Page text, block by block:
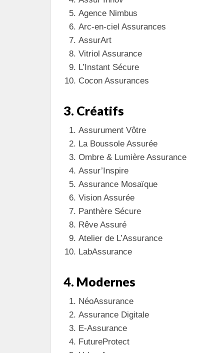
Agence Nimbus
Arc-en-ciel Assurances
AssurArt
Vitriol Assurance
L’Instant Sécure
Cocon Assurances
3. Créatifs
Assurument Vôtre
La Boussole Assurée
Ombre & Lumière Assurance
Assur’Inspire
Assurance Mosaïque
Vision Assurée
Panthère Sécure
Rêve Assuré
Atelier de L’Assurance
LabAssurance
4. Modernes
NéoAssurance
Assurance Digitale
E-Assurance
FutureProtect